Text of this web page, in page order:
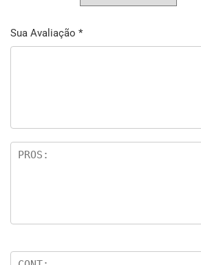
Sua Avaliação *